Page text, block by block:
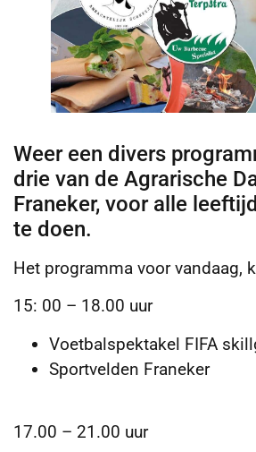
Weer een divers
drie van de Agrarische
Franeker, voor alle
te doen.
Het programma voor vandaag,
15: 00 – 18.00 uur
Voetbalspektakel FIFA
Sportvelden Franeker
17.00 – 21.00 uur